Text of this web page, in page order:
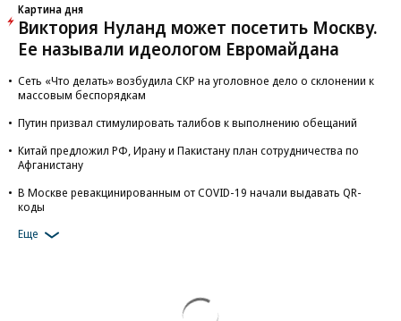
Картина дня
Виктория Нуланд может посетить Москву.
Ее называли идеологом Евромайдана
Сеть «Что делать» возбудила СКР на уголовное дело о склонении к
массовым беспорядкам
Путин призвал стимулировать талибов к выполнению обещаний
Китай предложил РФ, Ирану и Пакистану план сотрудничества по
Афганистану
В Москве ревакцинированным от COVID-19 начали выдавать QR-
коды
Еще